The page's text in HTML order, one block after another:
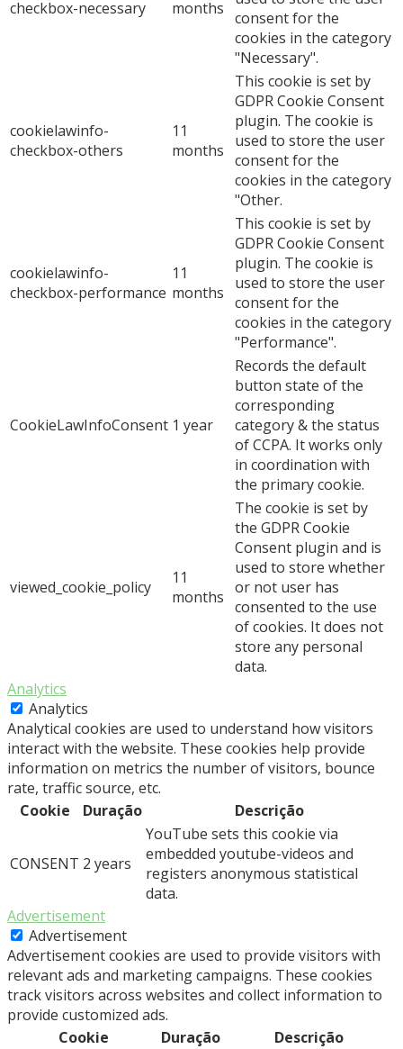
checkbox-necessary
months consent for the
cookies in the category
"Necessary".
cookielawinfo-
checkbox-others
11
months
This cookie is set by
GDPR Cookie Consent
plugin. The cookie is
used to store the user
consent for the
cookies in the category
"Other.
cookielawinfo-
checkbox-performance
11
months
This cookie is set by
GDPR Cookie Consent
plugin. The cookie is
used to store the user
consent for the
cookies in the category
"Performance".
CookieLawInfoConsent 1 year
Records the default
button state of the
corresponding
category & the status
of CCPA. It works only
in coordination with
the primary cookie.
viewed_cookie_policy
11
months
The cookie is set by
the GDPR Cookie
Consent plugin and is
used to store whether
or not user has
consented to the use
of cookies. It does not
store any personal
data.
Analytics
Analytics
Analytical cookies are used to understand how visitors
interact with the website. These cookies help provide
information on metrics the number of visitors, bounce
rate, traffic source, etc.
Cookie
Duração Descrição
CONSENT 2 years
YouTube sets this cookie via
embedded youtube-videos and
registers anonymous statistical
data.
Advertisement
Advertisement
Advertisement cookies are used to provide visitors with
relevant ads and marketing campaigns. These cookies
track visitors across websites and collect information to
provide customized ads.
Cookie
Duração Descrição